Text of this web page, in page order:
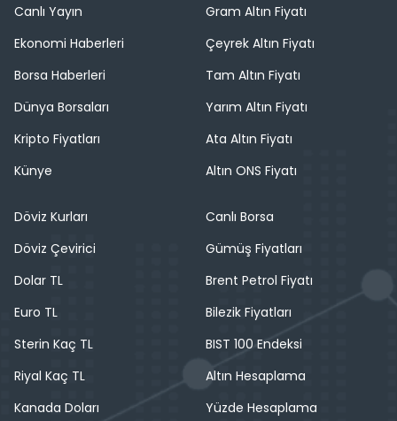
Canlı Yayın
Ekonomi Haberleri
Borsa Haberleri
Dünya Borsaları
Kripto Fiyatları
Künye
Gram Altın Fiyatı
Çeyrek Altın Fiyatı
Tam Altın Fiyatı
Yarım Altın Fiyatı
Ata Altın Fiyatı
Altın ONS Fiyatı
Döviz Kurları
Döviz Çevirici
Dolar TL
Euro TL
Sterin Kaç TL
Riyal Kaç TL
Kanada Doları
Canlı Borsa
Gümüş Fiyatları
Brent Petrol Fiyatı
Bilezik Fiyatları
BIST 100 Endeksi
Altın Hesaplama
Yüzde Hesaplama